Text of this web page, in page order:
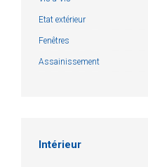
Etat extérieur
Fenêtres
Assainissement
Intérieur